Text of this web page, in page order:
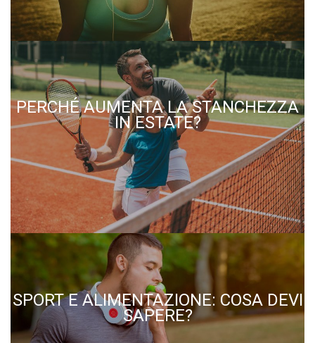
PERCHÉ AUMENTA LA STANCHEZZA
IN ESTATE?
SPORT E ALIMENTAZIONE: COSA DEVI
SAPERE?